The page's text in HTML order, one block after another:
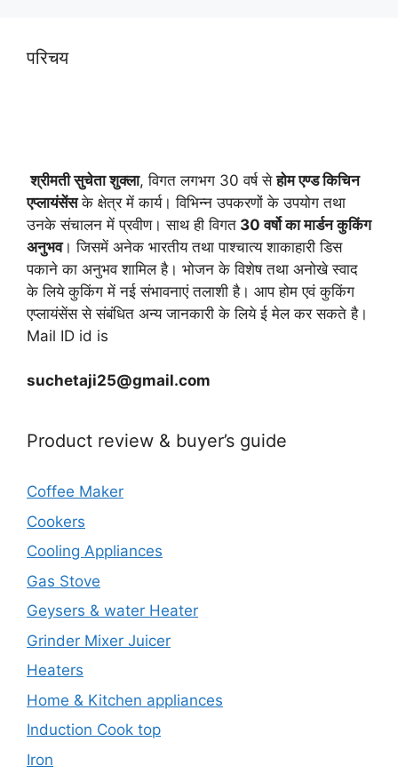
परिचय
श्रीमती सुचेता शुक्ला, विगत लगभग 30 वर्ष सेहोम एण्ड किचिन
एप्लायंसेंसके क्षेत्र में कार्य। विभिन्न उपकरणों के उपयोग तथा
उनके संचालन में प्रवीण। साथ ही विगत 30 वर्षो का मार्डन कुकिंग
अनुभव। जिसमें अनेक भारतीय तथा पाश्चात्य शाकाहारी डिस
पकाने का अनुभव शामिल है। भोजन के विशेष तथा अनोखे स्वाद
के लिये कुकिंग में नई संभावनाएं तलाशी है। आप होम एवं कुकिंग
एप्लायंसेंस से संबंधित अन्य जानकारी के लिये ई मेल कर सकते है।
Mail ID id is
suchetaji25@gmail.com
Product review & buyer’s guide
Coffee Maker
Cookers
Cooling Appliances
Gas Stove
Geysers & water Heater
Grinder Mixer Juicer
Heaters
Home & Kitchen appliances
Induction Cook top
Iron